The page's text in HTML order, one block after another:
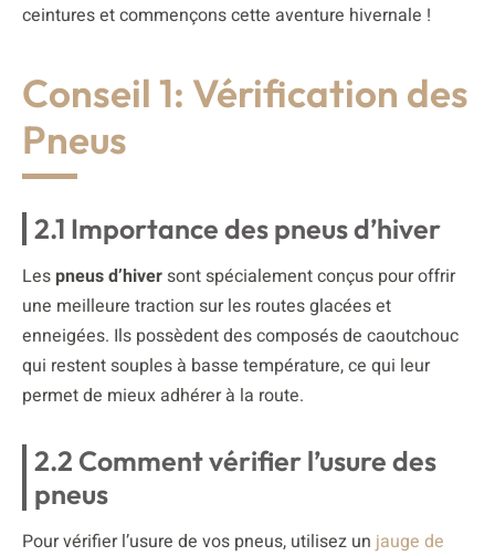
ceintures et commençons cette aventure hivernale !
Conseil 1: Vérification des
Pneus
2.1 Importance des pneus d’hiver
Les pneus d’hiver sont spécialement conçus pour offrir
une meilleure traction sur les routes glacées et
enneigées. Ils possèdent des composés de caoutchouc
qui restent souples à basse température, ce qui leur
permet de mieux adhérer à la route.
2.2 Comment vérifier l’usure des
pneus
Pour vérifier l’usure de vos pneus, utilisez un jauge de